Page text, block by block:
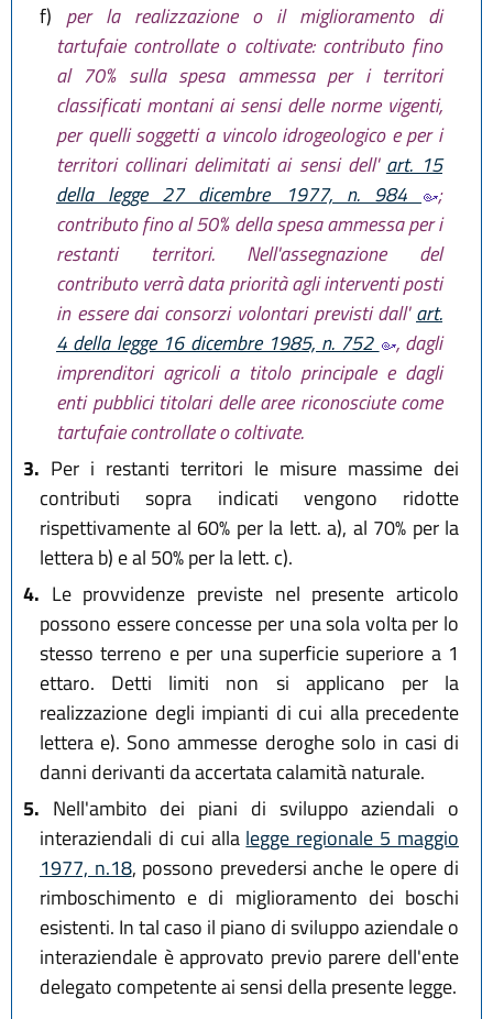
f) per la realizzazione o il miglioramento di
tartufaie controllate o coltivate: contributo fino
al 70% sulla spesa ammessa per i territori
classificati montani ai sensi delle norme vigenti,
per quelli soggetti a vincolo idrogeologico e per i
territori collinari delimitati ai sensi dell' art. 15
della legge 27 dicembre 1977, n. 984
;
contributo fino al 50% della spesa ammessa per i
restanti territori. Nell'assegnazione del
contributo verrà data priorità agli interventi posti
in essere dai consorzi volontari previsti dall'art.
4 della legge 16 dicembre 1985, n. 752
, dagli
imprenditori agricoli a titolo principale e dagli
enti pubblici titolari delle aree riconosciute come
tartufaie controllate o coltivate.
3. Per i restanti territori le misure massime dei
contributi sopra indicati vengono ridotte
rispettivamente al 60% per la lett. a), al 70% per la
lettera b) e al 50% per la lett. c).
4. Le provvidenze previste nel presente articolo
possono essere concesse per una sola volta per lo
stesso terreno e per una superficie superiore a 1
ettaro. Detti limiti non si applicano per la
realizzazione degli impianti di cui alla precedente
lettera e). Sono ammesse deroghe solo in casi di
danni derivanti da accertata calamità naturale.
5. Nell'ambito dei piani di sviluppo aziendali o
interaziendali di cui alla legge regionale 5 maggio
1977, n.18, possono prevedersi anche le opere di
rimboschimento e di miglioramento dei boschi
esistenti. In tal caso il piano di sviluppo aziendale o
interaziendale è approvato previo parere dell'ente
delegato competente ai sensi della presente legge.